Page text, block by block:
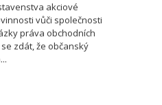
akciové
vůči společnosti
práva obchodních
zdát, že občanský